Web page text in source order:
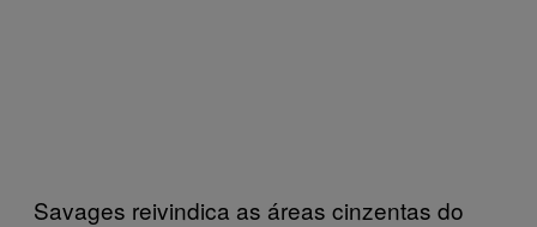
Savages reivindica as áreas cinzentas do